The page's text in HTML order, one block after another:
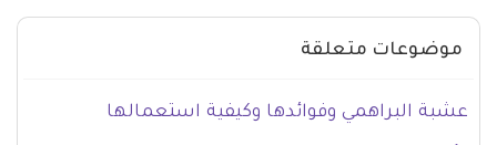
موضوعات متعلقة
عشبة البراهمي وفوائدها وكيفية استعمالها